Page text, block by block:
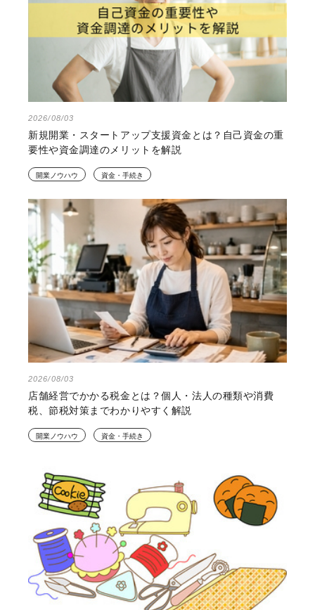
2026/08/03
新規開業・スタートアップ支援資金とは？自己資金の重
要性や資金調達のメリットを解説
開業ノウハウ 資金・手続き
2026/08/03
店舗経営でかかる税金とは？個人・法人の種類や消費
税、節税対策までわかりやすく解説
開業ノウハウ 資金・手続き